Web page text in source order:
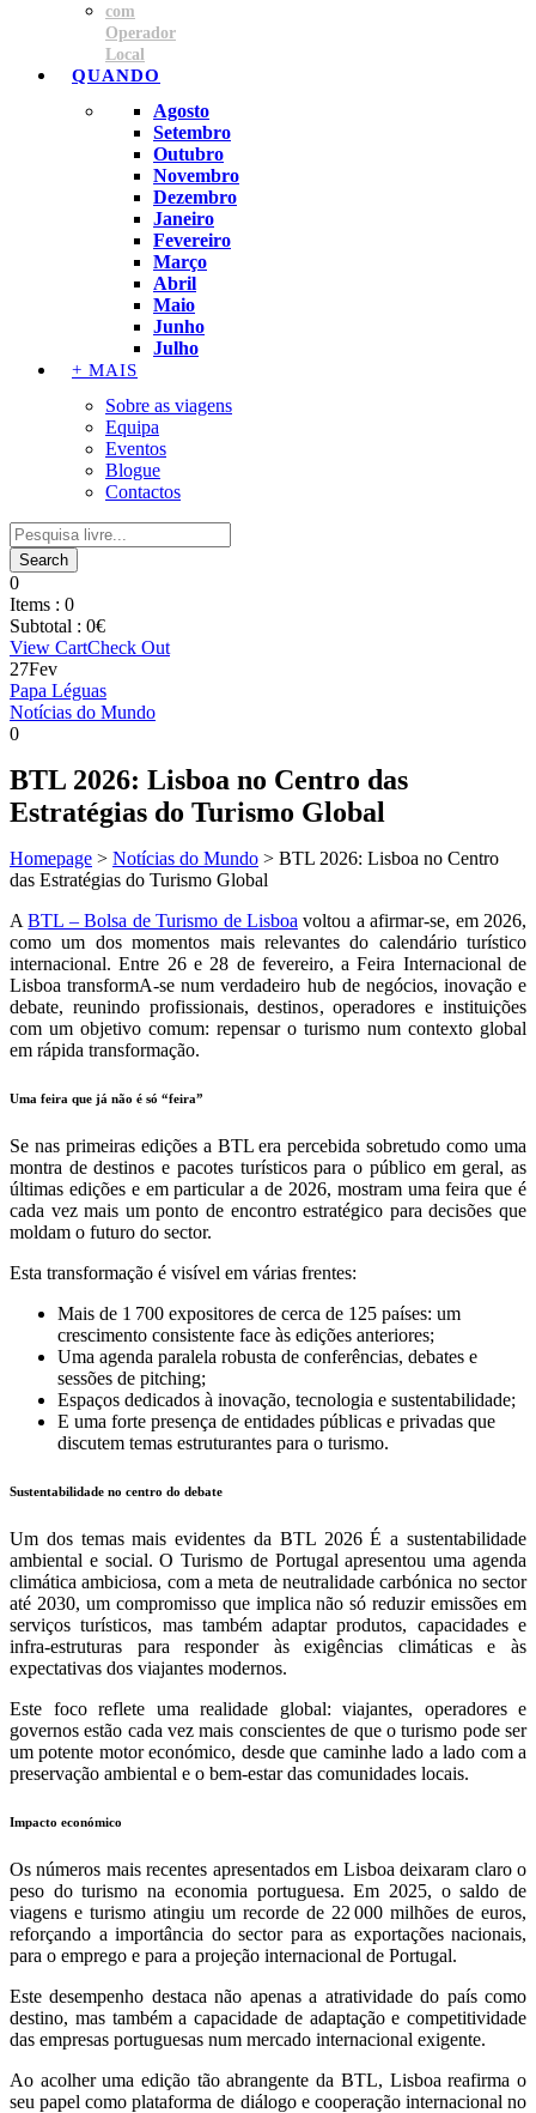
com
Operador
Local
QUANDO
Agosto
Setembro
Outubro
Novembro
Dezembro
Janeiro
Fevereiro
Março
Abril
Maio
Junho
Julho
+ MAIS
Sobre as viagens
Equipa
Eventos
Blogue
Contactos
0
Items : 0
Subtotal : 0€
View CartCheck Out
27Fev
Papa Léguas
Notícias do Mundo
0
BTL 2026: Lisboa no Centro das
Estratégias do Turismo Global
Homepage > Notícias do Mundo > BTL 2026: Lisboa no Centro
das Estratégias do Turismo Global
ABTL – Bolsa de Turismo de Lisboa voltou a afirmar‑se, em 2026,
como um dos momentos mais relevantes do calendário turístico
internacional. Entre 26 e 28 de fevereiro, a Feira Internacional de
Lisboa transformA‑se num verdadeiro hub de negócios, inovação e
debate, reunindo profissionais, destinos, operadores e instituições
com um objetivo comum: repensar o turismo num contexto global
em rápida transformação.
Uma feira que já não é só “feira”
Se nas primeiras edições a BTL era percebida sobretudo como uma
montra de destinos e pacotes turísticos para o público em geral, as
últimas edições e em particular a de 2026, mostram uma feira que é
cada vez mais um ponto de encontro estratégico para decisões que
moldam o futuro do sector.
Esta transformação é visível em várias frentes:
Mais de 1 700 expositores de cerca de 125 países: um
crescimento consistente face às edições anteriores;
Uma agenda paralela robusta de conferências, debates e
sessões de pitching;
Espaços dedicados à inovação, tecnologia e sustentabilidade;
E uma forte presença de entidades públicas e privadas que
discutem temas estruturantes para o turismo.
Sustentabilidade no centro do debate
Um dos temas mais evidentes da BTL 2026 É a sustentabilidade
ambiental e social. O Turismo de Portugal apresentou uma agenda
climática ambiciosa, com a meta de neutralidade carbónica no sector
até 2030, um compromisso que implica não só reduzir emissões em
serviços turísticos, mas também adaptar produtos, capacidades e
infra‑estruturas para responder às exigências climáticas e às
expectativas dos viajantes modernos.
Este foco reflete uma realidade global: viajantes, operadores e
governos estão cada vez mais conscientes de que o turismo pode ser
um potente motor económico, desde que caminhe lado a lado com a
preservação ambiental e o bem‑estar das comunidades locais.
Impacto económico
Os números mais recentes apresentados em Lisboa deixaram claro o
peso do turismo na economia portuguesa. Em 2025, o saldo de
viagens e turismo atingiu um recorde de 22 000 milhões de euros,
reforçando a importância do sector para as exportações nacionais,
para o emprego e para a projeção internacional de Portugal.
Este desempenho destaca não apenas a atratividade do país como
destino, mas também a capacidade de adaptação e competitividade
das empresas portuguesas num mercado internacional exigente.
Ao acolher uma edição tão abrangente da BTL, Lisboa reafirma o
seu papel como plataforma de diálogo e cooperação internacional no